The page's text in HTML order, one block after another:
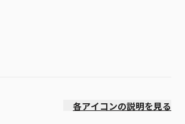
各アイコンの説明を見る